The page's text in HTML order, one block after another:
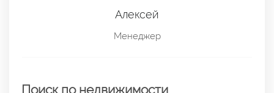
Алексей
Менеджер
Поиск по недвижимости